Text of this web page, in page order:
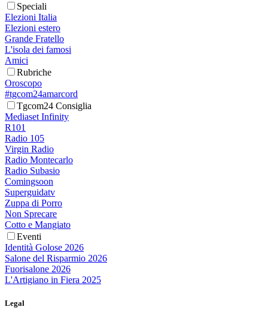
Speciali
Elezioni Italia
Elezioni estero
Grande Fratello
L'isola dei famosi
Amici
Rubriche
Oroscopo
#tgcom24amarcord
Tgcom24 Consiglia
Mediaset Infinity
R101
Radio 105
Virgin Radio
Radio Montecarlo
Radio Subasio
Comingsoon
Superguidatv
Zuppa di Porro
Non Sprecare
Cotto e Mangiato
Eventi
Identità Golose 2026
Salone del Risparmio 2026
Fuorisalone 2026
L'Artigiano in Fiera 2025
Legal